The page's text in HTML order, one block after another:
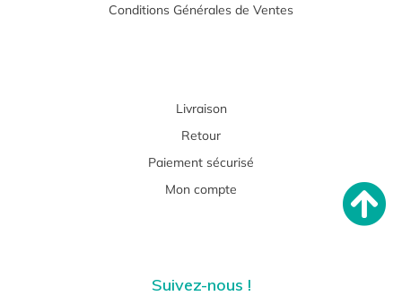
Conditions Générales de Ventes
Livraison
Retour
Paiement sécurisé
Mon compte
Suivez-nous !